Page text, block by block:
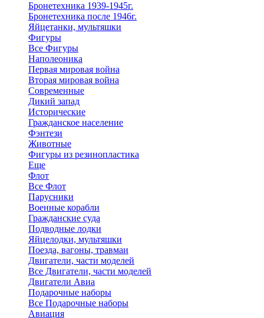
Бронетехника 1939-1945г.
Бронетехника после 1946г.
Яйцетанки, мультяшки
Фигуры
Все Фигуры
Наполеоника
Первая мировая война
Вторая мировая война
Современные
Дикий запад
Исторические
Гражданское население
Фэнтези
Животные
Фигуры из резинопластика
Еще
Флот
Все Флот
Парусники
Военные корабли
Гражданские суда
Подводные лодки
Яйцелодки, мультяшки
Поезда, вагоны, травмаи
Двигатели, части моделей
Все Двигатели, части моделей
Двигатели Авиа
Подарочные наборы
Все Подарочные наборы
Авиация